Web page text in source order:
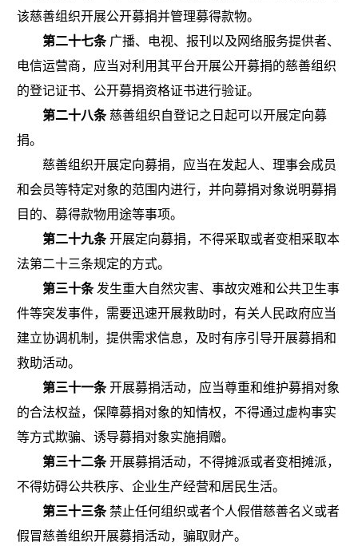
该慈善组织开展公开募捐并管理募得款物。
第二十七条 广播、电视、报刊以及网络服务提供者、
电信运营商，应当对利用其平台开展公开募捐的慈善组织
的登记证书、公开募捐资格证书进行验证。
第二十八条 慈善组织自登记之日起可以开展定向募
捐。
慈善组织开展定向募捐，应当在发起人、理事会成员
和会员等特定对象的范围内进行，并向募捐对象说明募捐
目的、募得款物用途等事项。
第二十九条开展定向募捐，不得采取或者变相采取本
法第二十三条规定的方式。
第三十条 发生重大自然灾害、事故灾难和公共卫生事
件等突发事件，需要迅速开展救助时，有关人民政府应当
建立协调机制，提供需求信息，及时有序引导开展募捐和
救助活动。
第三十一条开展募捐活动，应当尊重和维护募捐对象
的合法权益，保障募捐对象的知情权，不得通过虚构事实
等方式欺骗、诱导募捐对象实施捐赠。
第三十二条开展募捐活动，不得摊派或者变相摊派，
不得妨碍公共秩序、企业生产经营和居民生活。
第三十三条禁止任何组织或者个人假借慈善名义或者
假冒慈善组织开展募捐活动，骗取财产。